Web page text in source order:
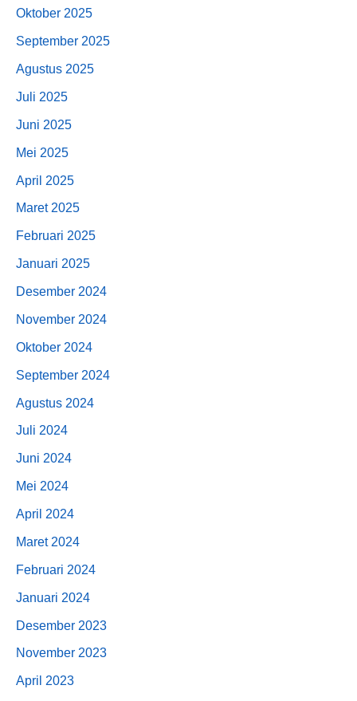
Oktober 2025
September 2025
Agustus 2025
Juli 2025
Juni 2025
Mei 2025
April 2025
Maret 2025
Februari 2025
Januari 2025
Desember 2024
November 2024
Oktober 2024
September 2024
Agustus 2024
Juli 2024
Juni 2024
Mei 2024
April 2024
Maret 2024
Februari 2024
Januari 2024
Desember 2023
November 2023
April 2023